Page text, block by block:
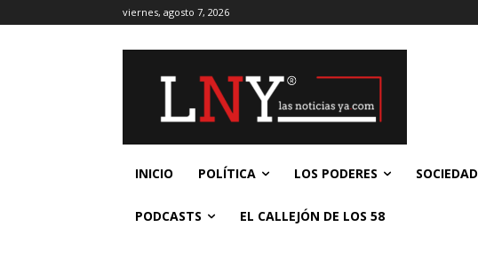
viernes, agosto 7, 2026
INICIO POLÍTICA LOS PODERES SOCIEDAD
PODCASTS EL CALLEJÓN DE LOS 58